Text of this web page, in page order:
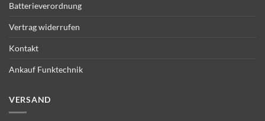
Batterieverordnung
Vertrag widerrufen
Kontakt
Ankauf Funktechnik
VERSAND